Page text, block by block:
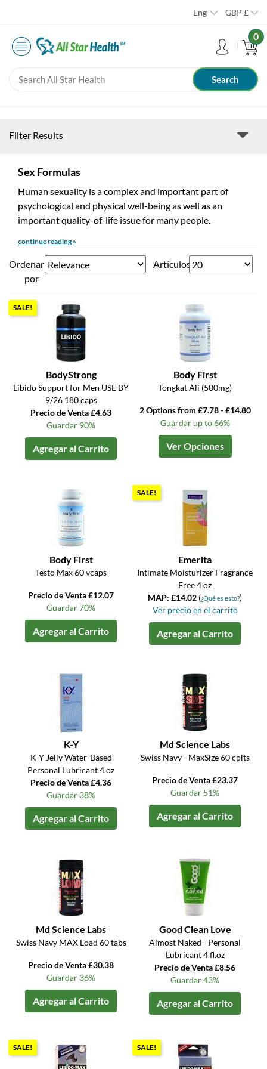
Eng GBP £
0
Filter Results
Sex Formulas
Human sexuality is a complex and important part of
psychological and physical well-being as well as an
important quality-of-life issue for many people.
continue reading »
Ordenar
por
Artículos
SALE!
BodyStrong
Libido Support for Men USE BY
9/26 180 caps
Precio de Venta £4.63
Guardar 90%
Agregar al Carrito
Body First
Tongkat Ali (500mg)
2 Options from £7.78 - £14.80
Guardar up to 66%
Ver Opciones
Body First
Testo Max 60 vcaps
Precio de Venta £12.07
Guardar 70%
Agregar al Carrito
SALE!
Emerita
Intimate Moisturizer Fragrance
Free 4 oz
MAP: £14.02 (¿Qué es esto?)
Ver precio en el carrito
Agregar al Carrito
K-Y
K-Y Jelly Water-Based
Personal Lubricant 4 oz
Precio de Venta £4.36
Guardar 38%
Agregar al Carrito
Md Science Labs
Swiss Navy - MaxSize 60 cplts
Precio de Venta £23.37
Guardar 51%
Agregar al Carrito
Md Science Labs
Swiss Navy MAX Load 60 tabs
Precio de Venta £30.38
Guardar 36%
Agregar al Carrito
Good Clean Love
Almost Naked - Personal
Lubricant 4 fl.oz
Precio de Venta £8.56
Guardar 43%
Agregar al Carrito
SALE! SALE!